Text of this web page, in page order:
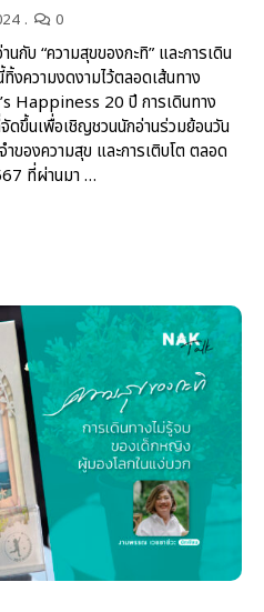
0
กับ “ความสุขของกะทิ” และการเดิน
ความงดงามไว้ตลอดเส้นทาง
Happiness 20 ปี การเดินทาง
ดขึ้นเพื่อเชิญชวนนักอ่านร่วมย้อนวัน
ำของความสุข และการเติบโต ตลอด
ที่ผ่านมา …